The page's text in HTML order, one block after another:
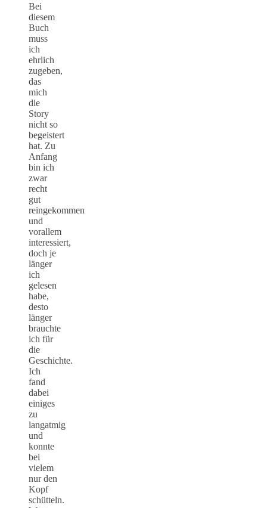
Bei
diesem
Buch
muss
ich
ehrlich
zugeben,
das
mich
die
Story
nicht so
begeistert
hat. Zu
Anfang
bin ich
zwar
recht
gut
reingekommen
und
vorallem
interessiert,
doch je
länger
ich
gelesen
habe,
desto
länger
brauchte
ich für
die
Geschichte.
Ich
fand
dabei
einiges
zu
langatmig
und
konnte
bei
vielem
nur den
Kopf
schütteln.